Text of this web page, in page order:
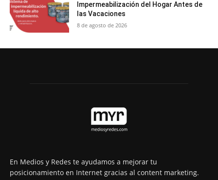
Impermeabilización del Hogar Antes de
las Vacaciones
8 de agosto de 2026
En Medios y Redes te ayudamos a mejorar tu
posicionamiento en Internet gracias al content marketing.